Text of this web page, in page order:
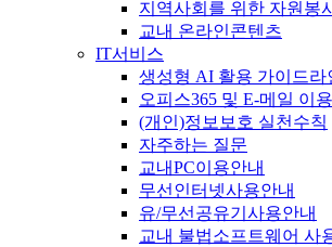
지역사회를 위한 자원봉
교내 온라인콘텐츠
IT서비스
생성형 AI 활용 가이드라
오피스365 및 E-메일 이
(개인)정보보호 실천수칙
자주하는 질문
교내PC이용안내
무선인터넷사용안내
유/무선공유기사용안내
교내 불법소프트웨어 사